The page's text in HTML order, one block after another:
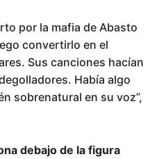
por la mafia de Abasto
convertirlo en el
Sus canciones hacían
Había algo
sobrenatural en su voz”,
debajo de la figura